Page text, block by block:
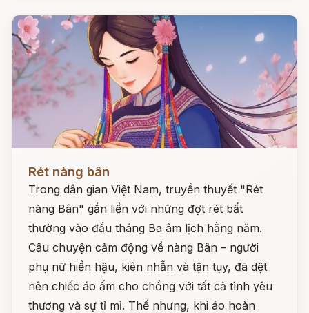
Rét nàng bân
Trong dân gian Việt Nam, truyền thuyết "Rét
nàng Bân" gắn liền với những đợt rét bất
thường vào đầu tháng Ba âm lịch hằng năm.
Câu chuyện cảm động về nàng Bân – người
phụ nữ hiền hậu, kiên nhẫn và tận tụy, đã dệt
nên chiếc áo ấm cho chồng với tất cả tình yêu
thương và sự tỉ mỉ. Thế nhưng, khi áo hoàn